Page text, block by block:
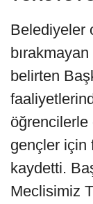
Belediyeler
bırakmayan
belirten
öğrencilerle
gençler için
kaydetti.
Meclisimiz